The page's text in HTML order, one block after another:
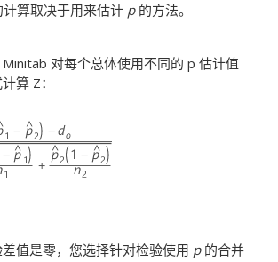
算取决于用来估计 p的方法。
对每个总体使用不同的 p 估计值
算 Z：
值是零，您选择针对检验使用 p的合并